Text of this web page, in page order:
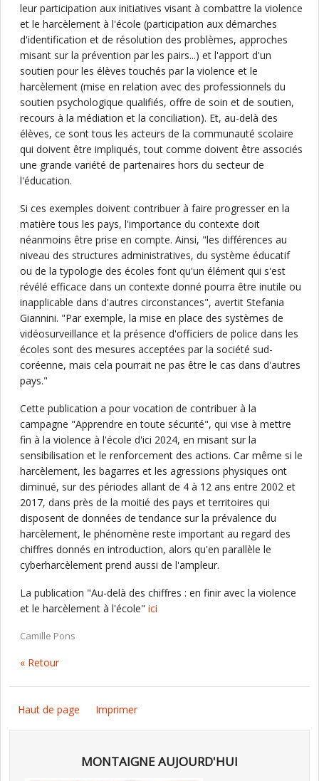
leur participation aux initiatives visant à combattre la violence
et le harcèlement à l'école (participation aux démarches
d'identification et de résolution des problèmes, approches
misant sur la prévention par les pairs...) et l'apport d'un
soutien pour les élèves touchés par la violence et le
harcèlement (mise en relation avec des professionnels du
soutien psychologique qualifiés, offre de soin et de soutien,
recours à la médiation et la conciliation). Et, au-delà des
élèves, ce sont tous les acteurs de la communauté scolaire
qui doivent être impliqués, tout comme doivent être associés
une grande variété de partenaires hors du secteur de
l'éducation.
Si ces exemples doivent contribuer à faire progresser en la
matière tous les pays, l'importance du contexte doit
néanmoins être prise en compte. Ainsi, "les différences au
niveau des structures administratives, du système éducatif
ou de la typologie des écoles font qu'un élément qui s'est
révélé efficace dans un contexte donné pourra être inutile ou
inapplicable dans d'autres circonstances", avertit Stefania
Giannini. "Par exemple, la mise en place des systèmes de
vidéosurveillance et la présence d'officiers de police dans les
écoles sont des mesures acceptées par la société sud-
coréenne, mais cela pourrait ne pas être le cas dans d'autres
pays."
Cette publication a pour vocation de contribuer à la
campagne "Apprendre en toute sécurité", qui vise à mettre
fin à la violence à l'école d'ici 2024, en misant sur la
sensibilisation et le renforcement des actions. Car même si le
harcèlement, les bagarres et les agressions physiques ont
diminué, sur des périodes allant de 4 à 12 ans entre 2002 et
2017, dans près de la moitié des pays et territoires qui
disposent de données de tendance sur la prévalence du
harcèlement, le phénomène reste important au regard des
chiffres donnés en introduction, alors qu'en parallèle le
cyberharcèlement prend aussi de l'ampleur.
La publication "Au-delà des chiffres : en finir avec la violence
et le harcèlement à l'école" ici
Camille Pons
« Retour
Haut de page Imprimer
MONTAIGNE AUJOURD'HUI